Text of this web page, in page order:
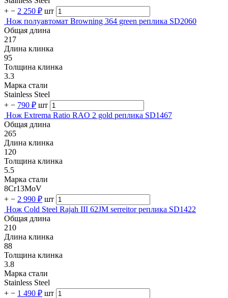
+ − 2 250 ₽ шт
Нож полуавтомат Browning 364 green реплика SD2060
Общая длина
217
Длина клинка
95
Толщина клинка
3.3
Марка стали
Stainless Steel
+ − 790 ₽ шт
Нож Extrema Ratio RAO 2 gold реплика SD1467
Общая длина
265
Длина клинка
120
Толщина клинка
5.5
Марка стали
8Cr13MoV
+ − 2 990 ₽ шт
Нож Cold Steel Rajah III 62JM serreitor реплика SD1422
Общая длина
210
Длина клинка
88
Толщина клинка
3.8
Марка стали
Stainless Steel
+ − 1 490 ₽ шт